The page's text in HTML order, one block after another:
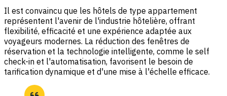
Il est convaincu que les hôtels de type appartement
représentent l'avenir de l'industrie hôtelière, offrant
flexibilité, efficacité et une expérience adaptée aux
voyageurs modernes. La réduction des fenêtres de
réservation et la technologie intelligente, comme le self
check-in et l'automatisation, favorisent le besoin de
tarification dynamique et d'une mise à l'échelle efficace.